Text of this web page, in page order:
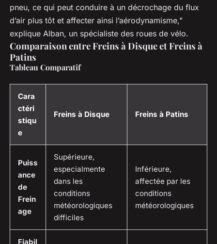
pneu, ce qui peut conduire à un décrochage du flux
d’air plus tôt et affecter ainsi l’aérodynamisme,"
explique Alban, un spécialiste des roues de vélo.
Comparaison entre Freins à Disque et Freins à
Patins
Tableau Comparatif
Cara
ctéri
stiqu
e
Freins à Disque Freins à Patins
Puiss
ance
de
Frein
age
Supérieure,
especialmente
dans les
conditions
météorologiques
difficiles
Inférieure,
affectée par les
conditions
météorologiques
Fiabil